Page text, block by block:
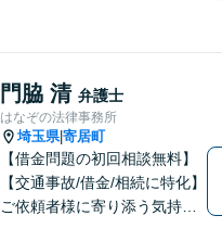
／休日対応可能】公平・公正
な立場から、事件の見通しを
正確に伝えます。お気軽にご
相談ください。
門脇 清 弁護士
はなぞの法律事務所
埼玉県|寄居町
【借金問題の初回相談無料】
【交通事故/借金/相続に特化】
ご依頼者様に寄り添う気持ち